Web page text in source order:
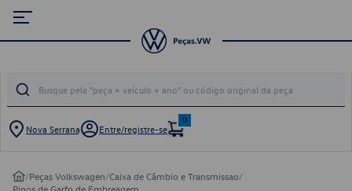
Nova Serrana Entre/registre-se
0
/Peças Volkswagen/Caixa de Câmbio e Transmissao/